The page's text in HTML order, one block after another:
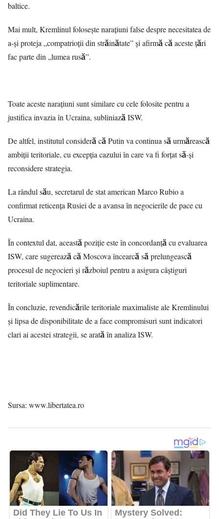
baltice.
Mai mult, Kremlinul folosește narațiuni false despre necesitatea de
a-și proteja „compatrioții din străinătate” și afirmă că aceste țări
fac parte din „lumea rusă”.
Toate aceste narațiuni sunt similare cu cele folosite pentru a
justifica invazia în Ucraina, subliniază ISW.
De altfel, institutul consideră că Putin va continua să urmărească
ambiții teritoriale, cu excepția cazului în care va fi forțat să-și
reconsidere strategia.
La rândul său, secretarul de stat american Marco Rubio a
confirmat reticența Rusiei de a avansa în negocierile de pace cu
Ucraina.
În contextul dat, această poziție este în concordanță cu evaluarea
ISW, care sugerează că Moscova încearcă să prelungească
procesul de negocieri și războiul pentru a asigura câștiguri
teritoriale suplimentare.
În concluzie, revendicările teritoriale maximaliste ale Kremlinului
și lipsa de disponibilitate de a face compromisuri sunt indicatori
clari ai acestei strategii, se arată în analiza ISW.
Sursa: www.libertatea.ro